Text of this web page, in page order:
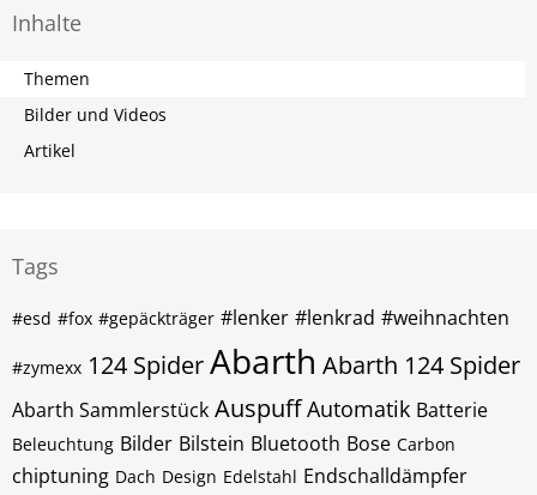
Inhalte
Themen
Bilder und Videos
Artikel
Tags
#esd #fox #gepäckträger #lenker #lenkrad #weihnachten
#zymexx 124 SpiderAbarth Abarth 124 Spider
Abarth Sammlerstück Auspuff Automatik Batterie
Beleuchtung Bilder Bilstein Bluetooth Bose Carbon
chiptuning Dach Design Edelstahl Endschalldämpfer